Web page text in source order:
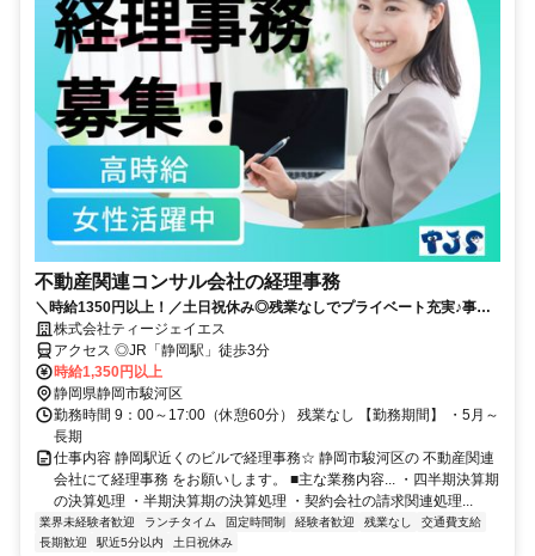
不動産関連コンサル会社の経理事務
＼時給1350円以上！／土日祝休み◎残業なしでプライベート充実♪事業
拡大に伴う増員募集☆
株式会社ティージェイエス
アクセス ◎JR「静岡駅」徒歩3分
時給1,350円以上
静岡県静岡市駿河区
勤務時間 9：00～17:00（休憩60分） 残業なし 【勤務期間】 ・5月～
長期
仕事内容 静岡駅近くのビルで経理事務☆ 静岡市駿河区の 不動産関連
会社にて経理事務 をお願いします。 ■主な業務内容... ・四半期決算期
の決算処理 ・半期決算期の決算処理 ・契約会社の請求関連処理...
業界未経験者歓迎 ランチタイム 固定時間制 経験者歓迎 残業なし
交通費支給
長期歓迎
駅近5分以内 土日祝休み